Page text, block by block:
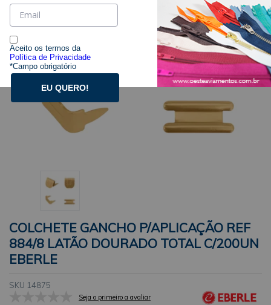
COLCHETE GANCHO P/APLICAÇÃO REF
884/8 LATÃO DOURADO TOTAL C/200UN
EBERLE
SKU 14875
Seja o primeiro a avaliar
Aceito os termos da
Política de Privacidade
*Campo obrigatório
EU QUERO!